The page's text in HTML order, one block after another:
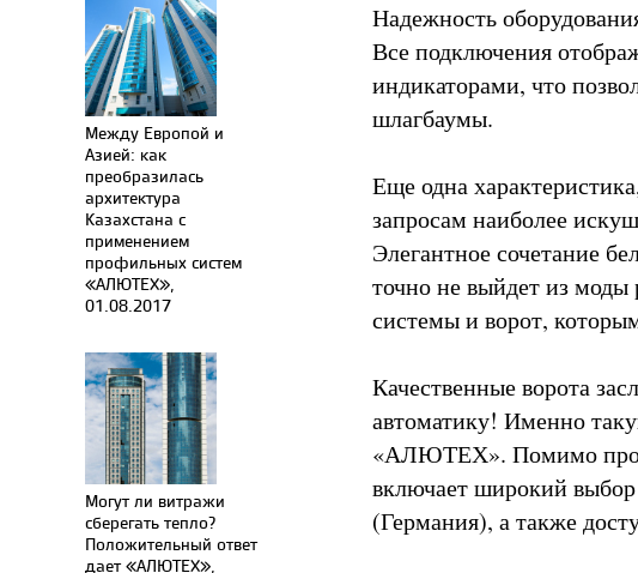
Между Европой и
Азией: как
преобразилась
архитектура
Казахстана с
применением
профильных систем
«АЛЮТЕХ»,
01.08.2017
Могут ли витражи
сберегать тепло?
Положительный ответ
дает «АЛЮТЕХ»,
Надежность
Все подключения
индикаторами, что
шлагбаумы.
Еще одна
запросам наиболее
Элегантное сочетание
точно не выйдет из моды
системы и ворот,
Качественные ворота
автоматику! Именно
«АЛЮТЕХ». Помимо
включает широкий
(Германия), а также